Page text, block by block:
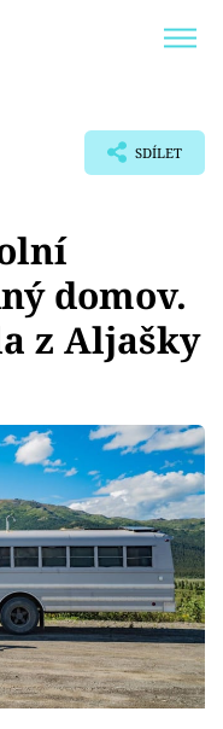
SDÍLET
domov.
z Aljašky